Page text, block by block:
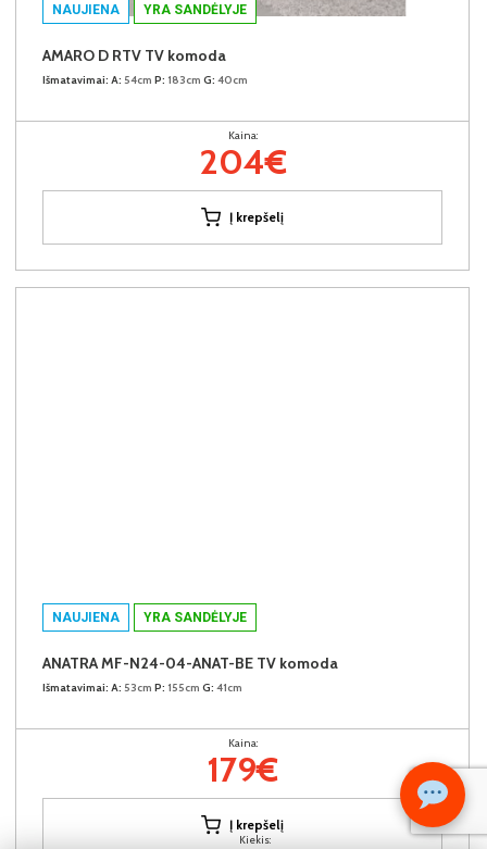
Kiekis:
NAUJIENA YRA SANDĖLYJE
AMARO D RTV TV komoda
Išmatavimai: A: 54cm P: 183cm G: 40cm
Kaina:
204€
Į krepšelį
NAUJIENA YRA SANDĖLYJE
ANATRA MF-N24-04-ANAT-BE TV komoda
Išmatavimai: A: 53cm P: 155cm G: 41cm
Kaina:
179€
Į krepšelį